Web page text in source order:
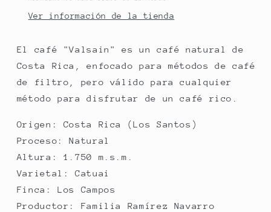
Ver información de la tienda
El café "Valsain" es un café natural de
Costa Rica, enfocado para métodos de café
de filtro, pero válido para cualquier
método para disfrutar de un café rico.
Origen: Costa Rica (Los Santos)
Proceso: Natural
Altura: 1.750 m.s.m.
Varietal: Catuai
Finca: Los Campos
Productor: Familia Ramírez Navarro